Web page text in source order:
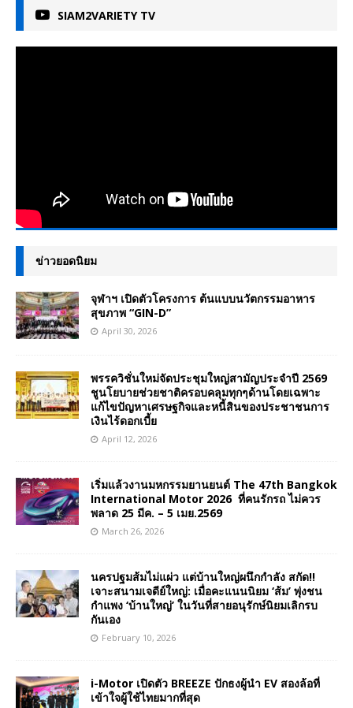
SIAM2VARIETY TV
ข่าวยอดนิยม
จุฬาฯ เปิดตัวโครงการ ต้นแบบนวัตกรรมอาหาร
สุขภาพ “GIN-D”
April 30, 2026
พรรควิชั่นใหม่จัดประชุมใหญ่สามัญประจำปี 2569
ชูนโยบายช่วยชาติครอบคลุมทุกๆด้านโดยเฉพาะ
แก้ไขปัญหาเศรษฐกิจและหนี้สินของประชาชนการ
เงินไร้ดอกเบี้ย
April 12, 2026
เริ่มแล้วงานมหกรรมยานยนต์ The 47th Bangkok
International Motor 2026 ที่คนรักรถ ไม่ควร
พลาด 25 มีค. – 5 เมย.2569
March 26, 2026
นครปฐมส้มไม่แผ่ว แต่บ้านใหญ่ผนึกกำลัง สกัด!!
เจาะสนามเจดีย์ใหญ่: เมื่อคะแนนนิยม ‘ส้ม’ พุ่งชน
กำแพง ‘บ้านใหญ่’ ในวันที่สายอนุรักษ์นิยมเลิกรบ
กันเอง
February 10, 2026
i-Motor เปิดตัว BREEZE ปักธงผู้นำ EV สองล้อที่
เข้าใจผู้ใช้ไทยมากที่สุด